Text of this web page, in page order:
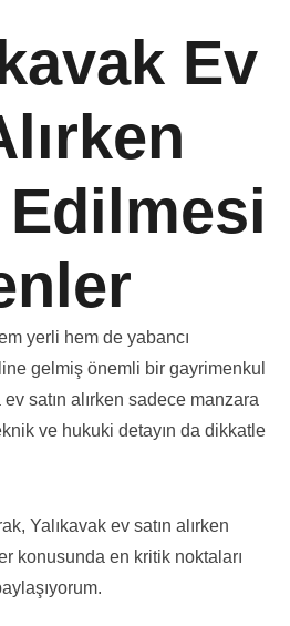
Ev
yerli hem de yabancı
gelmiş önemli bir gayrimenkul
satın alırken sadece manzara
ve hukuki detayın da dikkatle
Yalıkavak ev satın alırken
konusunda en kritik noktaları